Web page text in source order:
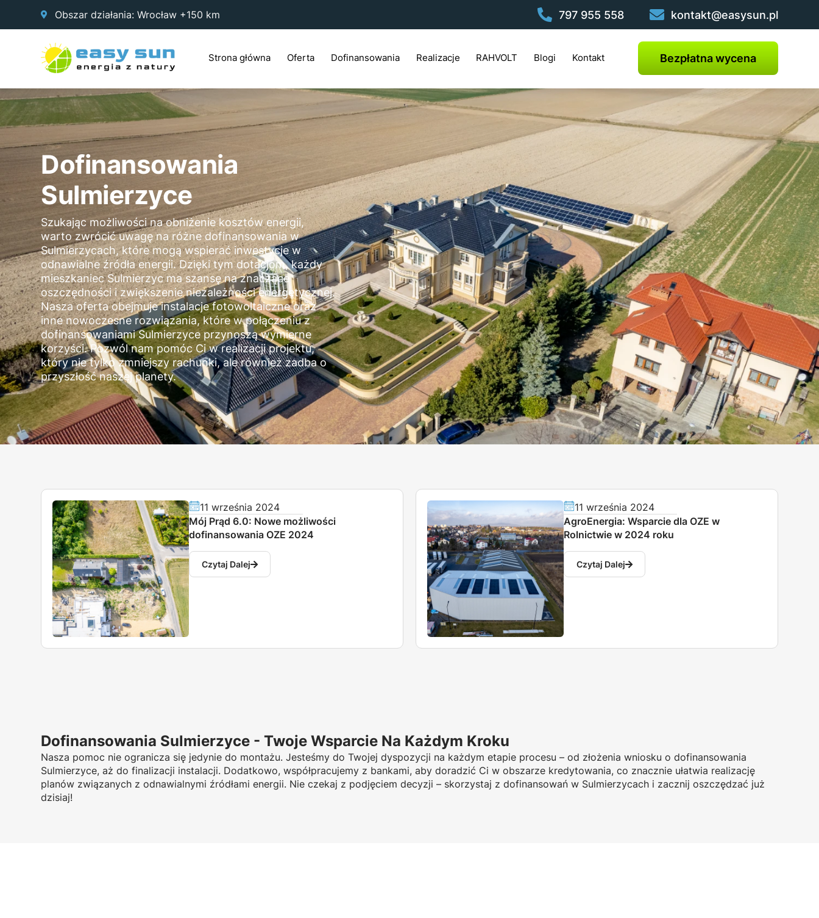
Obszar działania: Wrocław +150 km 797 955 558 kontakt@easysun.pl
Strona główna Oferta Dofinansowania Realizacje RAHVOLT Blogi Kontakt Bezpłatna wycena
Dofinansowania
Sulmierzyce
Szukając możliwości na obniżenie kosztów energii,
warto zwrócić uwagę na różne dofinansowania w
Sulmierzycach, które mogą wspierać inwestycje w
odnawialne źródła energii. Dzięki tym dotacjom, każdy
mieszkaniec Sulmierzyc ma szansę na znaczące
oszczędności i zwiększenie niezależności energetycznej.
Nasza oferta obejmuje instalacje fotowoltaiczne oraz
inne nowoczesne rozwiązania, które w połączeniu z
dofinansowaniami Sulmierzyce przynoszą wymierne
korzyści. Pozwól nam pomóc Ci w realizacji projektu,
który nie tylko zmniejszy rachunki, ale również zadba o
przyszłość naszej planety.
11 września 2024
Mój Prąd 6.0: Nowe możliwości
dofinansowania OZE 2024
Czytaj Dalej
11 września 2024
AgroEnergia: Wsparcie dla OZE w
Rolnictwie w 2024 roku
Czytaj Dalej
Dofinansowania Sulmierzyce - Twoje Wsparcie Na Każdym Kroku
Nasza pomoc nie ogranicza się jedynie do montażu. Jesteśmy do Twojej dyspozycji na każdym etapie procesu – od złożenia wniosku o dofinansowania
Sulmierzyce, aż do finalizacji instalacji. Dodatkowo, współpracujemy z bankami, aby doradzić Ci w obszarze kredytowania, co znacznie ułatwia realizację
planów związanych z odnawialnymi źródłami energii. Nie czekaj z podjęciem decyzji – skorzystaj z dofinansowań w Sulmierzycach i zacznij oszczędzać już
dzisiaj!